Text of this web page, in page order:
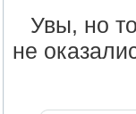
Увы, но
не